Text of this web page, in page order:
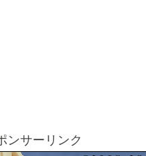
ンサーリンク